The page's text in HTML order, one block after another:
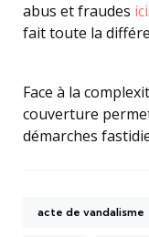
abus et fraudes ici
fait toute la
Face à la
couverture
démarches
acte de vandalisme